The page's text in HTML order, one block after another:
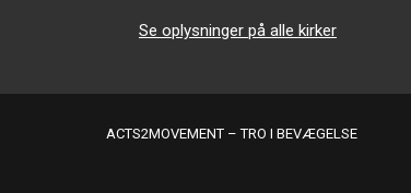
Se oplysninger på alle kirker
ACTS2MOVEMENT – TRO I BEVÆGELSE